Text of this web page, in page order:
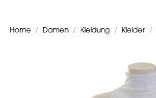
Home / Damen / Kleidung / Kleider /